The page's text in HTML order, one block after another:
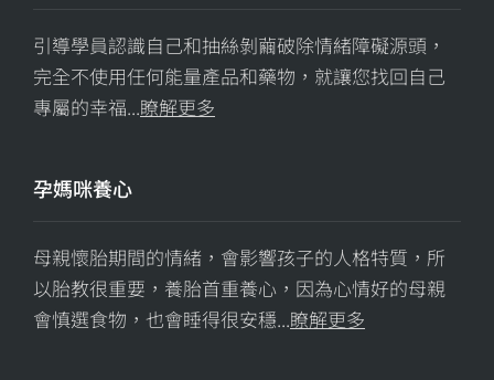
引導學員認識自己和抽絲剝繭破除情緒障礙源頭，
完全不使用任何能量產品和藥物，就讓您找回自己
專屬的幸福...瞭解更多
孕媽咪養心
母親懷胎期間的情緒，會影響孩子的人格特質，所
以胎教很重要，養胎首重養心，因為心情好的母親
會慎選食物，也會睡得很安穩...瞭解更多